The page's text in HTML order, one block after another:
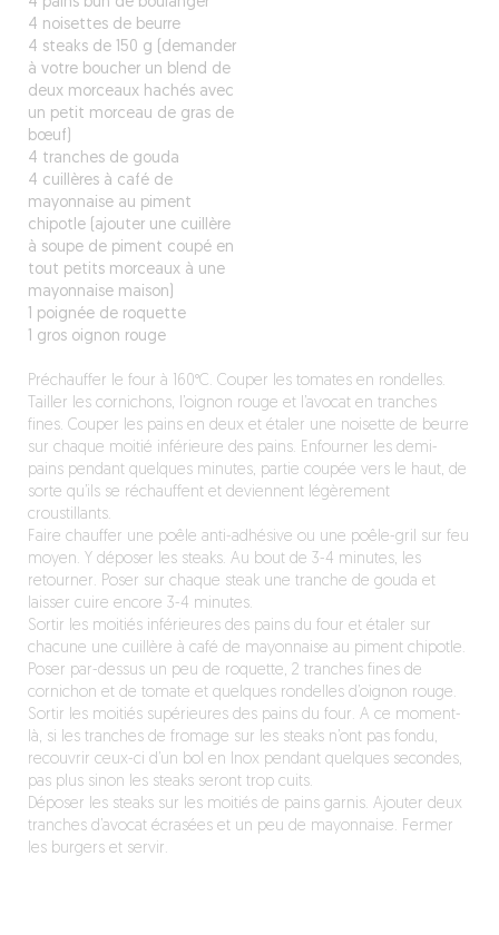
4 noisettes de beurre
4 steaks de 150 g (demander
à votre boucher un blend de
deux morceaux hachés avec
un petit morceau de gras de
bœuf)
4 tranches de gouda
4 cuillères à café de
mayonnaise au piment
chipotle (ajouter une cuillère
à soupe de piment coupé en
tout petits morceaux à une
mayonnaise maison)
1 poignée de roquette
1 gros oignon rouge
Préchauffer le four à 160°C. Couper les tomates en rondelles.
Tailler les cornichons, l’oignon rouge et l’avocat en tranches
fines. Couper les pains en deux et étaler une noisette de beurre
sur chaque moitié inférieure des pains. Enfourner les demi-
pains pendant quelques minutes, partie coupée vers le haut, de
sorte qu’ils se réchauffent et deviennent légèrement
croustillants.
Faire chauffer une poêle anti-adhésive ou une poêle-gril sur feu
moyen. Y déposer les steaks. Au bout de 3-4 minutes, les
retourner. Poser sur chaque steak une tranche de gouda et
laisser cuire encore 3-4 minutes.
Sortir les moitiés inférieures des pains du four et étaler sur
chacune une cuillère à café de mayonnaise au piment chipotle.
Poser par-dessus un peu de roquette, 2 tranches fines de
cornichon et de tomate et quelques rondelles d’oignon rouge.
Sortir les moitiés supérieures des pains du four. A ce moment-
là, si les tranches de fromage sur les steaks n’ont pas fondu,
recouvrir ceux-ci d’un bol en Inox pendant quelques secondes,
pas plus sinon les steaks seront trop cuits.
Déposer les steaks sur les moitiés de pains garnis. Ajouter deux
tranches d’avocat écrasées et un peu de mayonnaise. Fermer
les burgers et servir.